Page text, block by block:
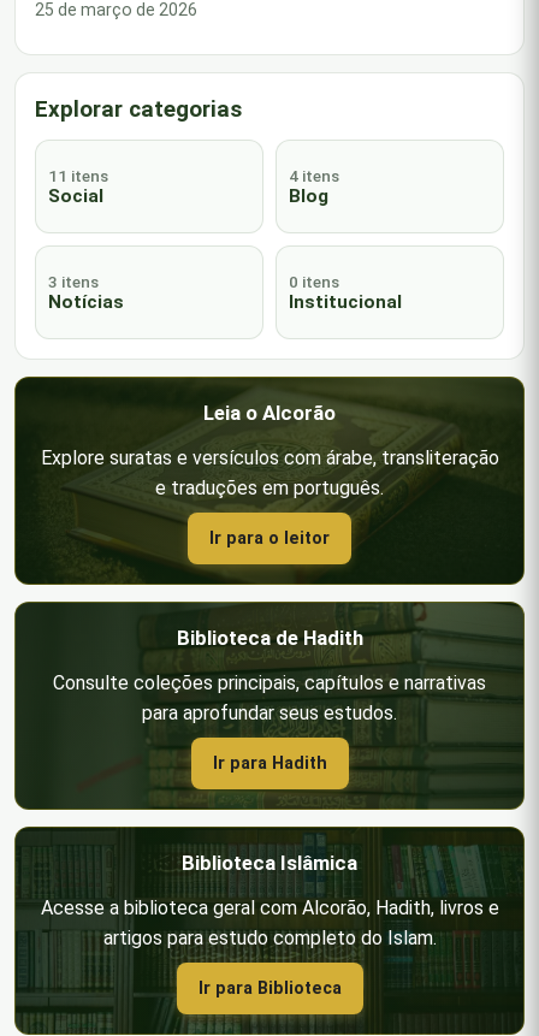
25 de março de 2026
Explorar categorias
11 itens
Social
4 itens
Blog
3 itens
Notícias
0 itens
Institucional
Leia o Alcorão
Explore suratas e versículos com árabe, transliteração
e traduções em português.
Ir para o leitor
Biblioteca de Hadith
Consulte coleções principais, capítulos e narrativas
para aprofundar seus estudos.
Ir para Hadith
Biblioteca Islâmica
Acesse a biblioteca geral com Alcorão, Hadith, livros e
artigos para estudo completo do Islam.
Ir para Biblioteca